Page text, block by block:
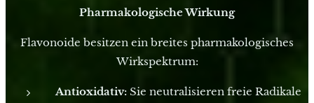
Pharmakologische Wirkung
Flavonoide besitzen ein breites pharmakologisches
Wirkspektrum:
Antioxidativ:Sie neutralisieren freie Radikale